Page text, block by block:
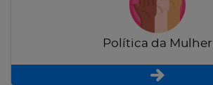
Política da Mulher